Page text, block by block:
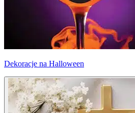
Dekoracje na Halloween